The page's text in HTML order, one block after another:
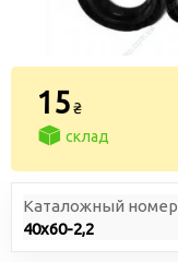
15₴
склад
Каталожный номер
40х60-2,2